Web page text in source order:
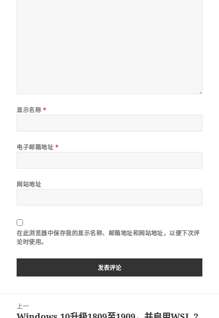
显示名称 *
电子邮箱地址 *
网站地址
在此浏览器中保存我的显示名称、邮箱地址和网站地址，以便下次评
论时使用。
上一